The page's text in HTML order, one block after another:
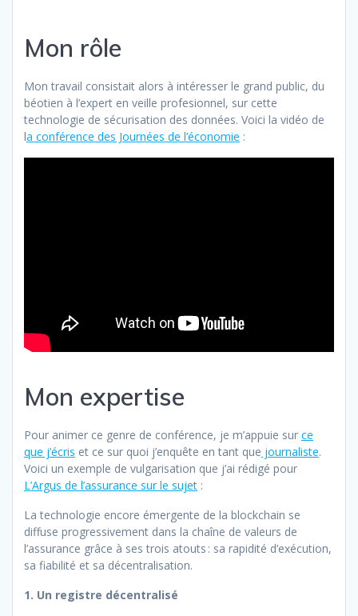
Mon rôle
Mon travail consistait alors à intéresser le grand public, du
béotien à l’expert en veille profesionnel, sur cette
technologie de sécurisation des données. Voici la vidéo de
la conférence des Journées de l’économie :
Mon expertise
Pour animer ce genre de conférence, je m’appuie sur ce
que j’écris et ce sur quoi j’enquête en tant que journaliste.
Voici un exemple de vulgarisation que j’ai rédigé pour
L’Argus de l’assurance sur le sujet :
La technologie encore émergente de la blockchain se
diffuse progressivement dans la chaîne de valeurs de
l’assurance grâce à ses trois atouts : sa rapidité d’exécution,
sa fiabilité et sa décentralisation.
1. Un registre décentralisé